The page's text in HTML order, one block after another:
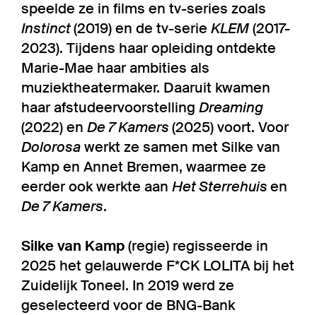
speelde ze in films en tv-series zoals
Instinct(2019) en de tv-serie KLEM(2017-
2023). Tijdens haar opleiding ontdekte
Marie-Mae haar ambities als
muziektheatermaker. Daaruit kwamen
haar afstudeervoorstelling Dreaming
(2022) en De 7 Kamers(2025) voort. Voor
Dolorosawerkt ze samen met Silke van
Kamp en Annet Bremen, waarmee ze
eerder ook werkte aan Het Sterrehuisen
De 7 Kamers.
Silke van Kamp(regie) regisseerde in
2025 het gelauwerde F*CK LOLITA bij het
Zuidelijk Toneel. In 2019 werd ze
geselecteerd voor de BNG-Bank